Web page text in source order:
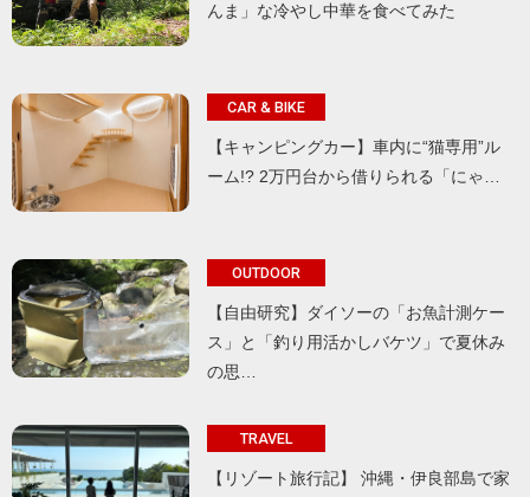
んま」な冷やし中華を食べてみた
CAR & BIKE
【キャンピングカー】車内に“猫専用”ル
ーム!? 2万円台から借りられる「にゃ…
OUTDOOR
【自由研究】ダイソーの「お魚計測ケー
ス」と「釣り用活かしバケツ」で夏休み
の思…
TRAVEL
【リゾート旅行記】 沖縄・伊良部島で家